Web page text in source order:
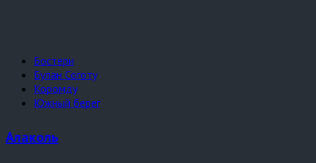
Бостери
Булан Соготу
Коромду
Южный берег
Алаколь